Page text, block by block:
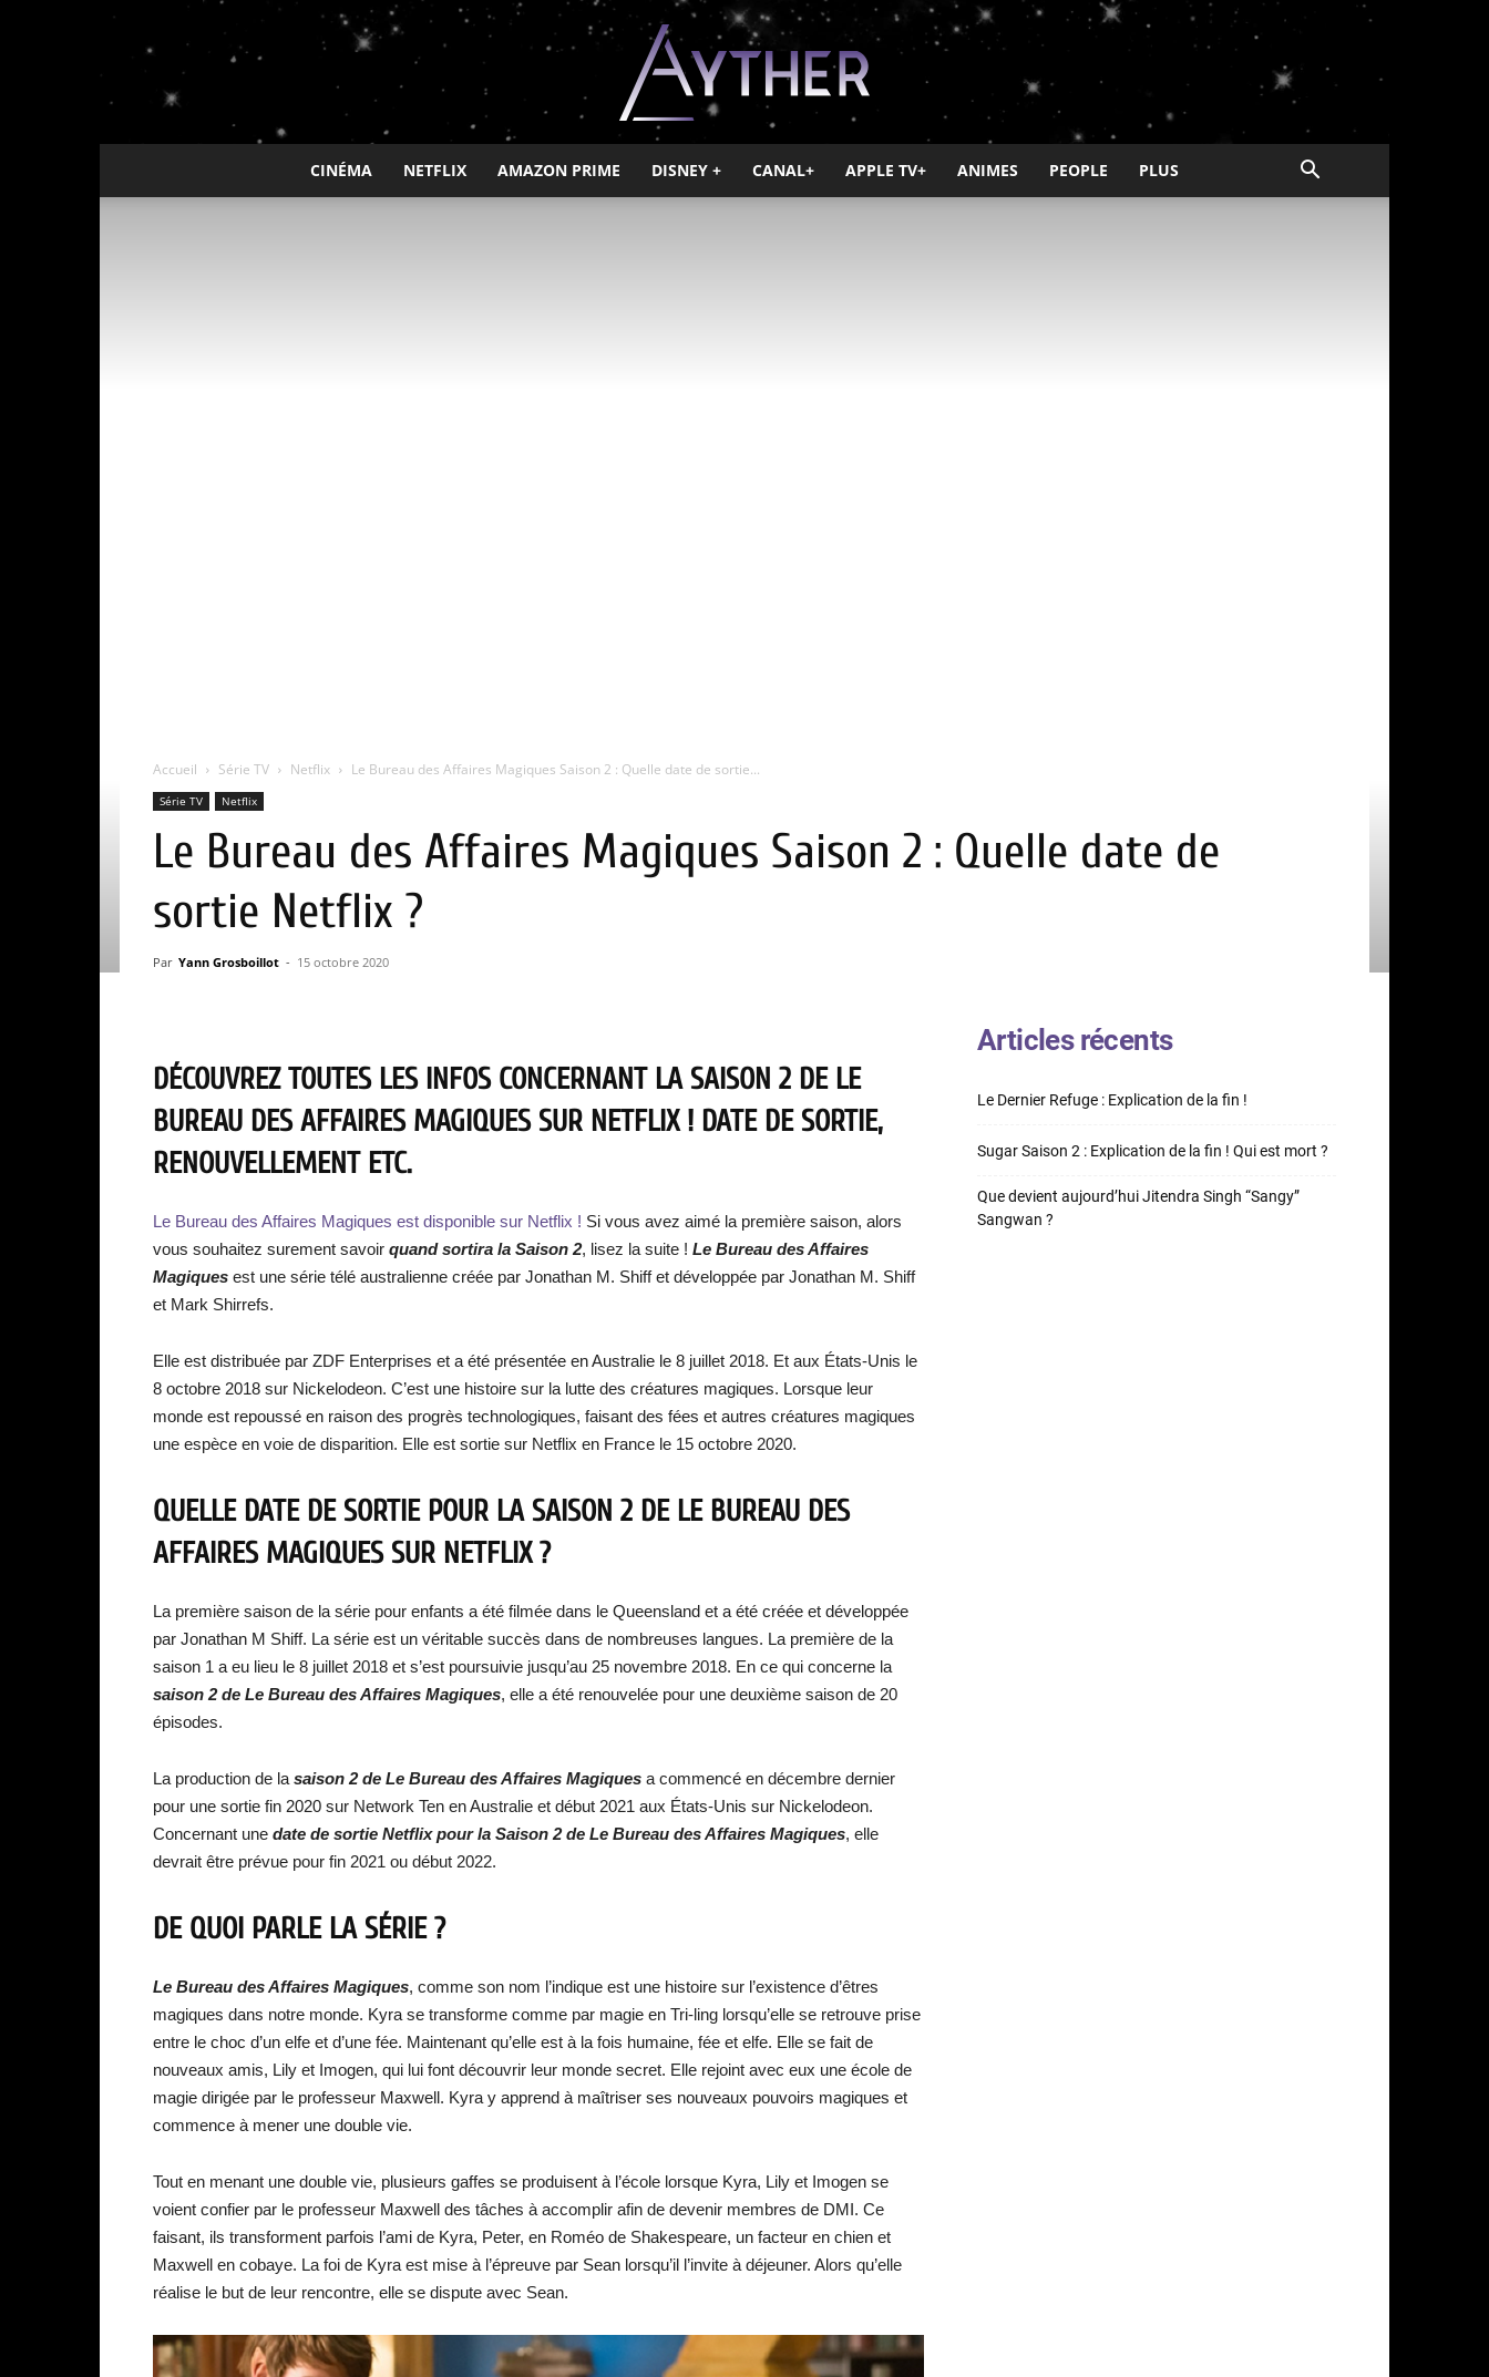
Ayther
CINÉMA NETFLIX AMAZON PRIME DISNEY + CANAL+ APPLE TV+ ANIMES PEOPLE PLUS
Accueil Série TV Netflix Le Bureau des Affaires Magiques Saison 2 : Quelle date de sortie...
Série TV Netflix
Le Bureau des Affaires Magiques Saison 2 : Quelle date de
sortie Netflix ?
Par Yann Grosboillot - 15 octobre 2020
DÉCOUVREZ TOUTES LES INFOS CONCERNANT LA SAISON 2 DE LE
BUREAU DES AFFAIRES MAGIQUES SUR NETFLIX ! DATE DE SORTIE,
RENOUVELLEMENT ETC.
Le Bureau des Affaires Magiques est disponible sur Netflix ! Si vous avez aimé la première saison, alors
vous souhaitez surement savoir quand sortira la Saison 2, lisez la suite ! Le Bureau des Affaires
Magiques est une série télé australienne créée par Jonathan M. Shiff et développée par Jonathan M. Shiff
et Mark Shirrefs.
Elle est distribuée par ZDF Enterprises et a été présentée en Australie le 8 juillet 2018. Et aux États-Unis le
8 octobre 2018 sur Nickelodeon. C’est une histoire sur la lutte des créatures magiques. Lorsque leur
monde est repoussé en raison des progrès technologiques, faisant des fées et autres créatures magiques
une espèce en voie de disparition. Elle est sortie sur Netflix en France le 15 octobre 2020.
QUELLE DATE DE SORTIE POUR LA SAISON 2 DE LE BUREAU DES
AFFAIRES MAGIQUES SUR NETFLIX ?
La première saison de la série pour enfants a été filmée dans le Queensland et a été créée et développée
par Jonathan M Shiff. La série est un véritable succès dans de nombreuses langues. La première de la
saison 1 a eu lieu le 8 juillet 2018 et s’est poursuivie jusqu’au 25 novembre 2018. En ce qui concerne la
saison 2 de Le Bureau des Affaires Magiques, elle a été renouvelée pour une deuxième saison de 20
épisodes.
La production de la saison 2 de Le Bureau des Affaires Magiques a commencé en décembre dernier
pour une sortie fin 2020 sur Network Ten en Australie et début 2021 aux États-Unis sur Nickelodeon.
Concernant une date de sortie Netflix pour la Saison 2 de Le Bureau des Affaires Magiques, elle
devrait être prévue pour fin 2021 ou début 2022.
DE QUOI PARLE LA SÉRIE ?
Le Bureau des Affaires Magiques, comme son nom l’indique est une histoire sur l’existence d’êtres
magiques dans notre monde. Kyra se transforme comme par magie en Tri-ling lorsqu’elle se retrouve prise
entre le choc d’un elfe et d’une fée. Maintenant qu’elle est à la fois humaine, fée et elfe. Elle se fait de
nouveaux amis, Lily et Imogen, qui lui font découvrir leur monde secret. Elle rejoint avec eux une école de
magie dirigée par le professeur Maxwell. Kyra y apprend à maîtriser ses nouveaux pouvoirs magiques et
commence à mener une double vie.
Tout en menant une double vie, plusieurs gaffes se produisent à l’école lorsque Kyra, Lily et Imogen se
voient confier par le professeur Maxwell des tâches à accomplir afin de devenir membres de DMI. Ce
faisant, ils transforment parfois l’ami de Kyra, Peter, en Roméo de Shakespeare, un facteur en chien et
Maxwell en cobaye. La foi de Kyra est mise à l’épreuve par Sean lorsqu’il l’invite à déjeuner. Alors qu’elle
réalise le but de leur rencontre, elle se dispute avec Sean.
Articles récents
Le Dernier Refuge : Explication de la fin !
Sugar Saison 2 : Explication de la fin ! Qui est mort ?
Que devient aujourd’hui Jitendra Singh “Sangy”
Sangwan ?